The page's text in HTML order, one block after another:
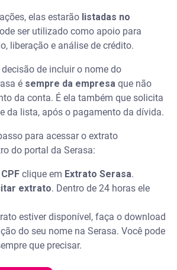
elas estarão listadas no
ser utilizado como apoio para
liberação e análise de crédito.
de incluir o nome do
é sempre da empresa que não
da conta. É ela também que solicita
da lista, após o pagamento da dívida.
para acessar o extrato
do portal da Serasa:
clique em Extrato Serasa.
extrato. Dentro de 24 horas ele
estiver disponível, faça o download
do seu nome na Serasa. Você pode
que precisar.